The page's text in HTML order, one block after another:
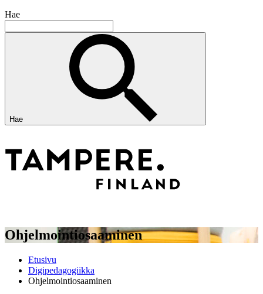
Hae
Hae
Ohjelmointiosaaminen
Etusivu
Digipedagogiikka
Ohjelmointiosaaminen